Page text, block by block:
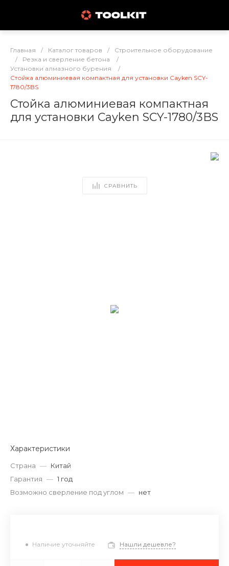
Главная / Каталог товаров /
Строительное оборудование
/
Резка и сверление бетона
/
Установки алмазного бурения
/
Cтойка алюминиевая компактная для установки Cayken SCY-
1780/3BS
Cтойка алюминиевая компактная
для установки Cayken SCY-1780/3BS
СРАВНИТЬ
Характеристики
Страна — Китай
Гарантия — 1 год
Возможно сверление под углом — нет
Наличие уточняйте Нашли дешевле?